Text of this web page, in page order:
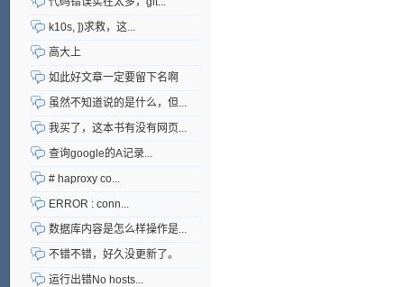
k10s, ])求救，这...
高大上
如此好文章一定要留下名啊
虽然不知道说的是什么，但...
我买了，这本书有没有网页...
查询google的A记录...
# haproxy co...
ERROR : conn...
数据库内容是怎么样操作是...
不错不错，好久没更新了。
运行出错No hosts...